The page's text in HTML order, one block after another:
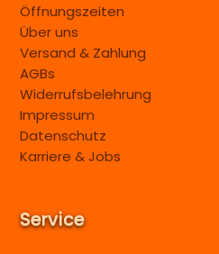
Öffnungszeiten
Über uns
Versand & Zahlung
AGBs
Widerrufsbelehrung
Impressum
Datenschutz
Karriere & Jobs
Service